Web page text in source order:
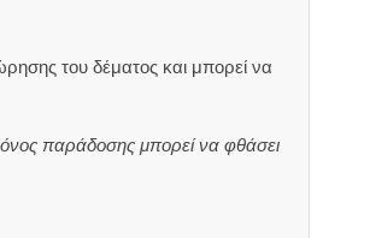
του δέματος και μπορεί να
παράδοσης μπορεί να φθάσει